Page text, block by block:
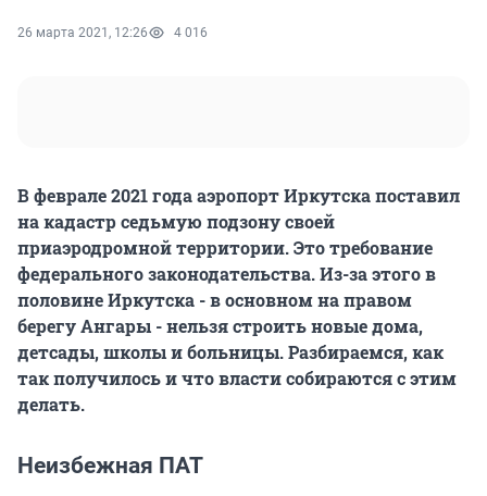
26 марта 2021, 12:26 4 016
В феврале 2021 года аэропорт Иркутска поставил
на кадастр седьмую подзону своей
приаэродромной территории. Это требование
федерального законодательства. Из-за этого в
половине Иркутска - в основном на правом
берегу Ангары - нельзя строить новые дома,
детсады, школы и больницы. Разбираемся, как
так получилось и что власти собираются с этим
делать.
Неизбежная ПАТ